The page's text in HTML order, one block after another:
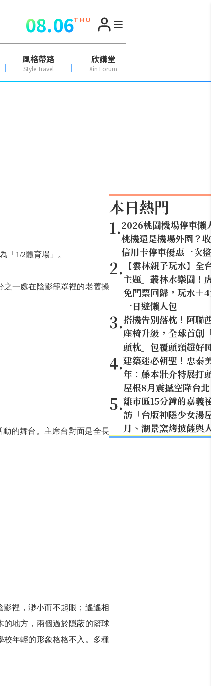
08.06T H U
風格帶路
Style Travel
欣講堂
Xin Forum
「1/2體育場」。
之一處在陰影籠罩裡的老舊操
的舞台。主席台對面是全長
裡，渺小而不起眼；遙遙相
的地方，兩個過於隱蔽的籃球
校年輕的形象格格不入。多種
本日熱門
1.2026桃園機場停車懶
桃機還是機場外圍？
信用卡停車優惠一次
2. 【雲林親子玩水】全
主題」叢林水樂園！
免門票回歸，玩水＋
一日遊懶人包
3.搭機告別落枕！阿聯
座椅升級，全球首
頭枕」包覆頭頸超好
4.建築迷必朝聖！忠泰
年：藤本壯介特展打
屋根8月震撼空降台北
5.離市區15分鐘的嘉義
訪「台版神隱少女湯
月、湖景窯烤披薩與